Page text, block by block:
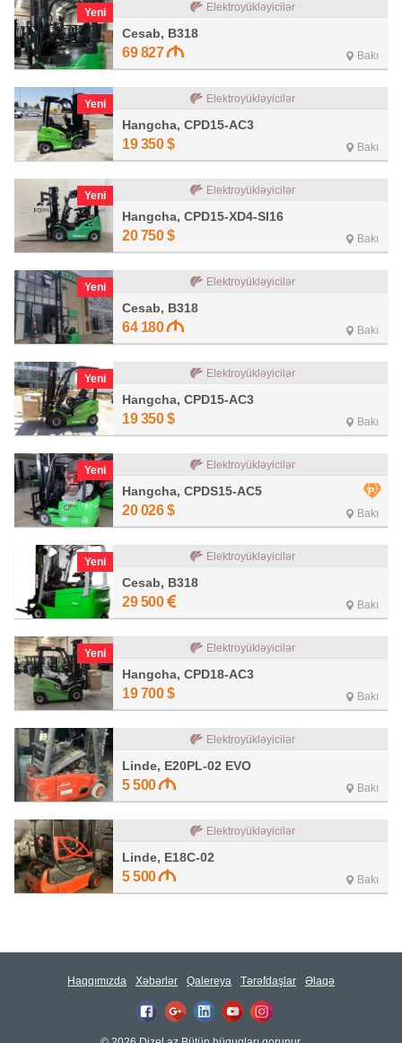
Yeni Elektroyükləyicilər
Cesab, B318
69 827 Bakı
Yeni Elektroyükləyicilər
Hangcha, CPD15-AC3
19 350 $ Bakı
Yeni Elektroyükləyicilər
Hangcha, CPD15-XD4-SI16
20 750 $ Bakı
Yeni Elektroyükləyicilər
Cesab, B318
64 180 Bakı
Yeni Elektroyükləyicilər
Hangcha, CPD15-AC3
19 350 $ Bakı
Yeni Elektroyükləyicilər
Hangcha, CPDS15-AC5
20 026 $ Bakı
Yeni Elektroyükləyicilər
Cesab, B318
29 500 Bakı
Yeni Elektroyükləyicilər
Hangcha, CPD18-AC3
19 700 $ Bakı
Elektroyükləyicilər
Linde, E20PL-02 EVO
5 500 Bakı
Elektroyükləyicilər
Linde, E18C-02
5 500 Bakı
Haqqımızda Xəbərlər Qalereya Tərəfdaşlar Əlaqə